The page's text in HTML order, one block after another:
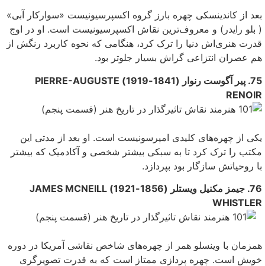
بعد از کاندینسکی چهره بارز گروه اکسپرسیونیست «سوارکار آبی‌»
( بلو رایدر) و معروف‌ترین نقاش اکسپرسیونیست است. او در اوج
قدرت هنرى‌‌اش دنیا را ترک کرد، هنگامی که نحوه کاربرد رنگش از
هم عصران انتزاعی گراش بسیار جلوتر بود.
75. پیر آگوست رنوار (1841-1919) PIERRE-AUGUSTE
RENOIR
یکی‌ از چهره‌های کلیدی امپرسونیست است. او بعد از مدتی‌ این
مکتب را ترک کرد تا به سبکی بیشتر شخصی‌ و آکادمیک که بیشتر
با روحیاتش سازگار بود بپردازد.
76. جیمز مکنیل ویستلر (1856-1921) JAMES MCNEILL
WHISTLER
همزمان با وینسلو همر از چهره‌های شاخص نقاشی آمریکا در دوره
خویش است. چهره پردازی ممتاز است که به قدرت تصویرگری